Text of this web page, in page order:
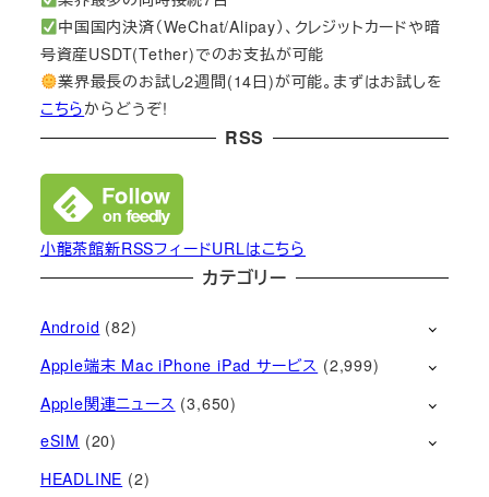
中国国内決済（WeChat/Alipay）、クレジットカードや暗
号資産USDT(Tether)でのお支払が可能
業界最長のお試し2週間(14日)が可能。まずはお試しを
こちらからどうぞ!
RSS
小龍茶館新RSSフィードURLはこちら
カテゴリー
Android (82)
Apple端末 Mac iPhone iPad サービス (2,999)
Apple関連ニュース (3,650)
eSIM (20)
HEADLINE (2)